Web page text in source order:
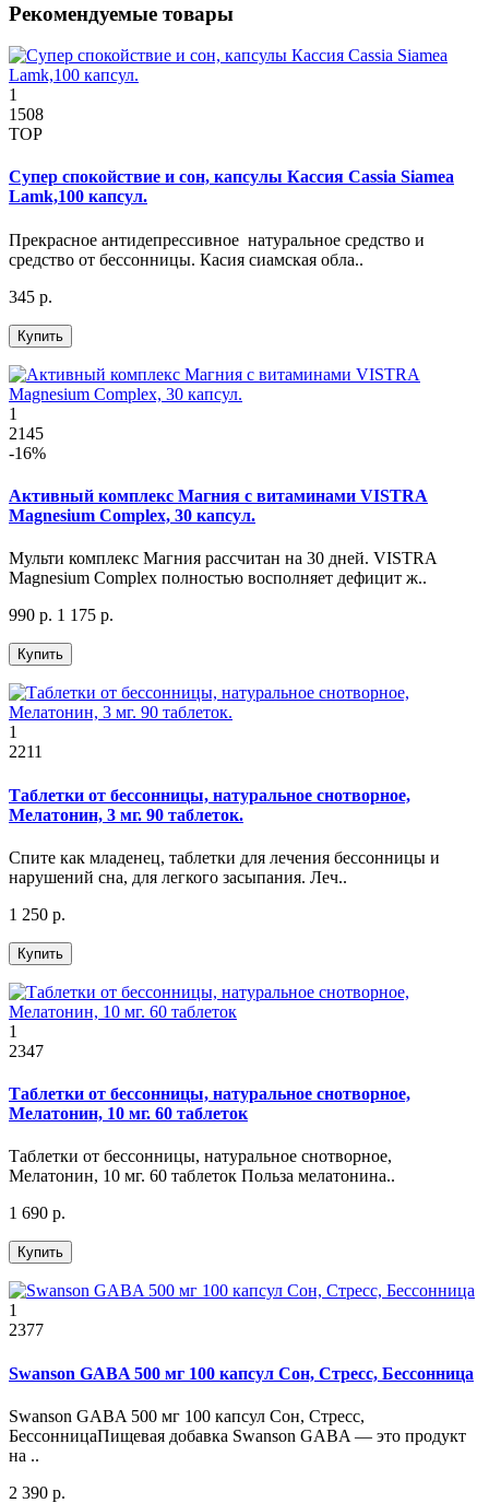
Рекомендуемые товары
1
1508
TOP
Супер спокойствие и сон, капсулы Кассия Cassia Siamea
Lamk,100 капсул.
Прекрасное антидепрессивное натуральное средство и
средство от бессонницы. Касия сиамская обла..
345 р.
Купить
1
2145
-16%
Активный комплекс Магния с витаминами VISTRA
Magnesium Complex, 30 капсул.
Мульти комплекс Магния рассчитан на 30 дней. VISTRA
Magnesium Complex полностью восполняет дефицит ж..
990 р. 1 175 р.
Купить
1
2211
Таблетки от бессонницы, натуральное снотворное,
Мелатонин, 3 мг. 90 таблеток.
Спите как младенец, таблетки для лечения бессонницы и
нарушений сна, для легкого засыпания. Леч..
1 250 р.
Купить
1
2347
Таблетки от бессонницы, натуральное снотворное,
Мелатонин, 10 мг. 60 таблеток
Таблетки от бессонницы, натуральное снотворное,
Мелатонин, 10 мг. 60 таблеток Польза мелатонина..
1 690 р.
Купить
1
2377
Swanson GABA 500 мг 100 капсул Сон, Стресс, Бессонница
Swanson GABA 500 мг 100 капсул Сон, Стресс,
БессонницаПищевая добавка Swanson GABA — это продукт
на ..
2 390 р.